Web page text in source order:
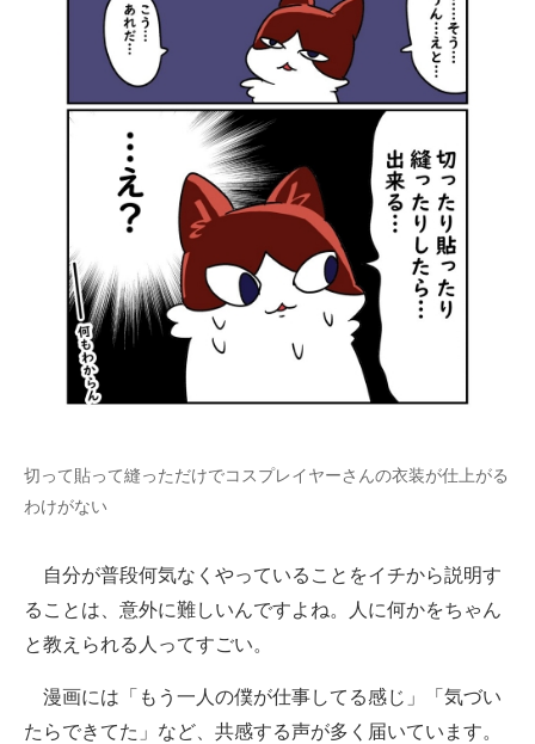
切って貼って縫っただけでコスプレイヤーさんの衣装が仕上がる
わけがない
自分が普段何気なくやっていることをイチから説明す
ることは、意外に難しいんですよね。人に何かをちゃん
と教えられる人ってすごい。
漫画には「もう一人の僕が仕事してる感じ」「気づい
たらできてた」など、共感する声が多く届いています。